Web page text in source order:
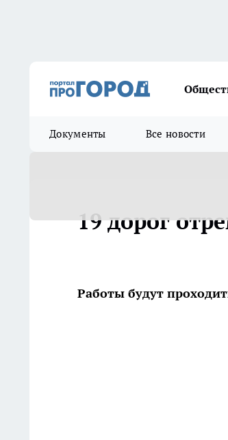
Документы Все новости
19 дорог
Работы будут